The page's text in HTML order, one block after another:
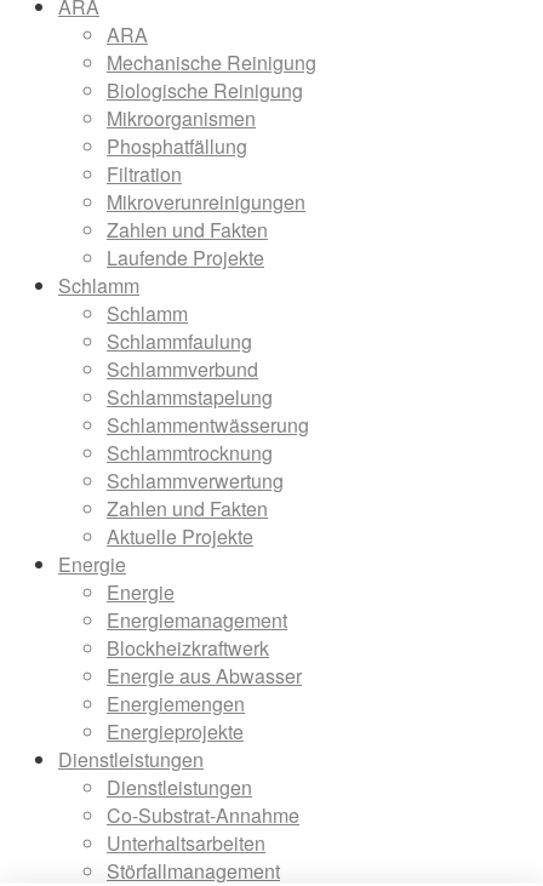
ARA
ARA
Mechanische Reinigung
Biologische Reinigung
Mikroorganismen
Phosphatfällung
Filtration
Mikroverunreinigungen
Zahlen und Fakten
Laufende Projekte
Schlamm
Schlamm
Schlammfaulung
Schlammverbund
Schlammstapelung
Schlammentwässerung
Schlammtrocknung
Schlammverwertung
Zahlen und Fakten
Aktuelle Projekte
Energie
Energie
Energiemanagement
Blockheizkraftwerk
Energie aus Abwasser
Energiemengen
Energieprojekte
Dienstleistungen
Dienstleistungen
Co-Substrat-Annahme
Unterhaltsarbeiten
Störfallmanagement